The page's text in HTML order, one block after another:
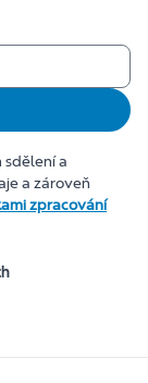
sdělení a
a zároveň
zpracování